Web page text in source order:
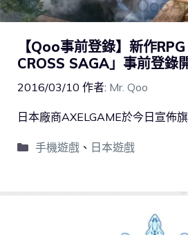
【Qoo事前登錄】新作
CROSS SAGA」事前登錄
2016/03/10 作者: Mr. Qoo
日本廠商AXELGAME於今日宣佈
手機遊戲、 日本遊戲